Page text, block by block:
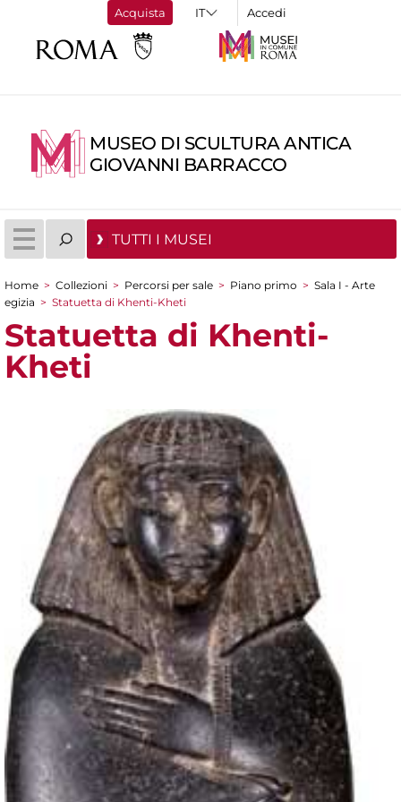
Acquista Accedi
MUSEO DI SCULTURA ANTICA
GIOVANNI BARRACCO
TUTTI I MUSEI
Tu sei qui
Home > Collezioni > Percorsi per sale > Piano primo > Sala I - Arte
egizia > Statuetta di Khenti-Kheti
Statuetta di Khenti-
Kheti